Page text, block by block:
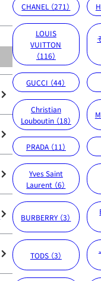
CHANEL （271）
LOUIS
VUITTON
（116）
GUCCI （44）
Christian
Louboutin （18）
PRADA （11）
Yves Saint
Laurent （6）
BURBERRY （3）
TODS （3）